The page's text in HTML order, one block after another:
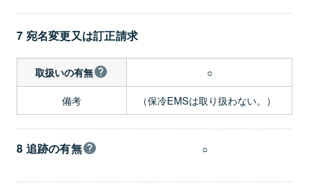
7 宛名変更又は訂正請求
取扱いの有無
○
備考
（保冷EMSは取り扱わない。）
8 追跡の有無 ○